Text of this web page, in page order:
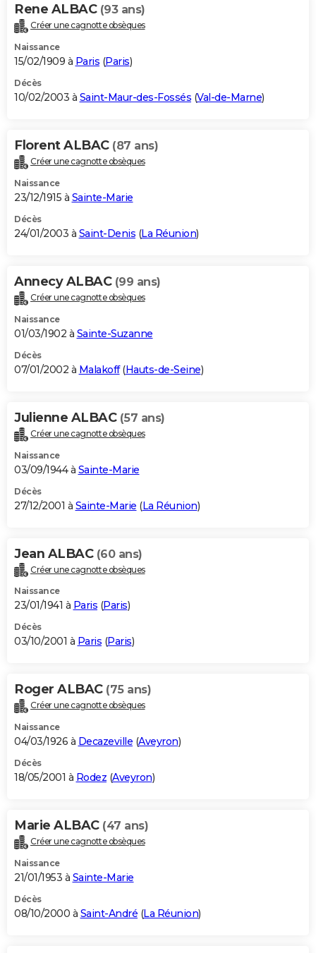
Rene ALBAC (93 ans)
Créer une cagnotte obsèques
Naissance
15/02/1909 à Paris (Paris)
Décès
10/02/2003 à Saint-Maur-des-Fossés (Val-de-Marne)
Florent ALBAC (87 ans)
Créer une cagnotte obsèques
Naissance
23/12/1915 à Sainte-Marie
Décès
24/01/2003 à Saint-Denis (La Réunion)
Annecy ALBAC (99 ans)
Créer une cagnotte obsèques
Naissance
01/03/1902 à Sainte-Suzanne
Décès
07/01/2002 à Malakoff(Hauts-de-Seine)
Julienne ALBAC (57 ans)
Créer une cagnotte obsèques
Naissance
03/09/1944 à Sainte-Marie
Décès
27/12/2001 à Sainte-Marie (La Réunion)
Jean ALBAC (60 ans)
Créer une cagnotte obsèques
Naissance
23/01/1941 à Paris (Paris)
Décès
03/10/2001 à Paris (Paris)
Roger ALBAC (75 ans)
Créer une cagnotte obsèques
Naissance
04/03/1926 à Decazeville (Aveyron)
Décès
18/05/2001 à Rodez (Aveyron)
Marie ALBAC (47 ans)
Créer une cagnotte obsèques
Naissance
21/01/1953 à Sainte-Marie
Décès
08/10/2000 à Saint-André (La Réunion)